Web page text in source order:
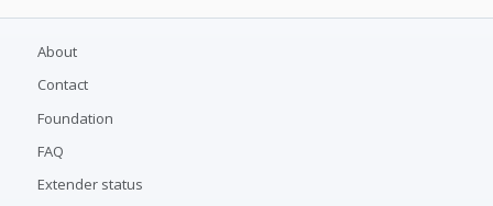
About
Contact
Foundation
FAQ
Extender status